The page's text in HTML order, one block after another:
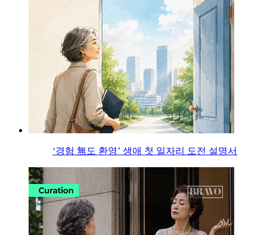
‘경험 無도 환영’ 생애 첫 일자리 도전 설명서